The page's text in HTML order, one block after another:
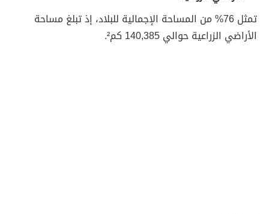
تمثل 76% من المساحة الإجمالية للبلاد، إذ تبلغ مساحة
الأراضي الزراعية حوالي 140,385 كم².